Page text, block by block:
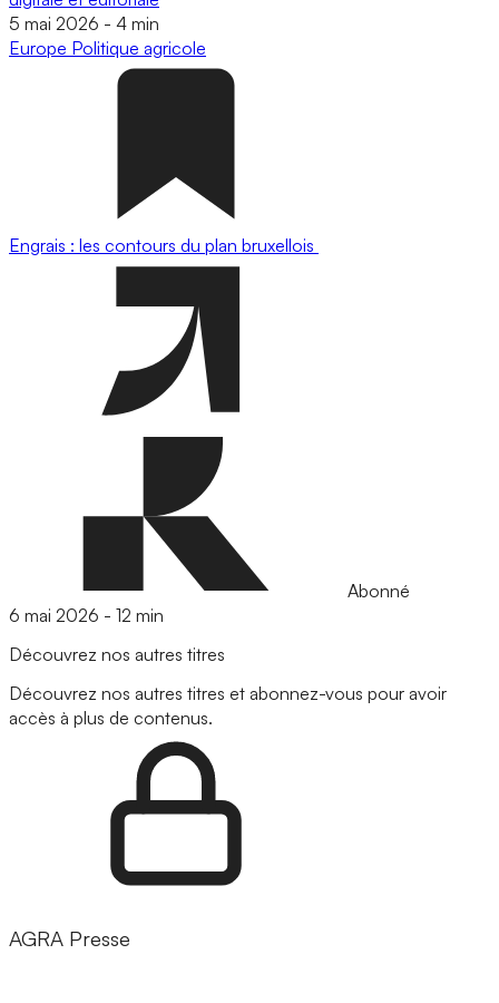
5 mai 2026 - 4 min
Europe Politique agricole
Engrais : les contours du plan bruxellois
Abonné
6 mai 2026 - 12 min
Découvrez nos autres titres
Découvrez nos autres titres et abonnez-vous pour avoir
accès à plus de contenus.
AGRA Presse